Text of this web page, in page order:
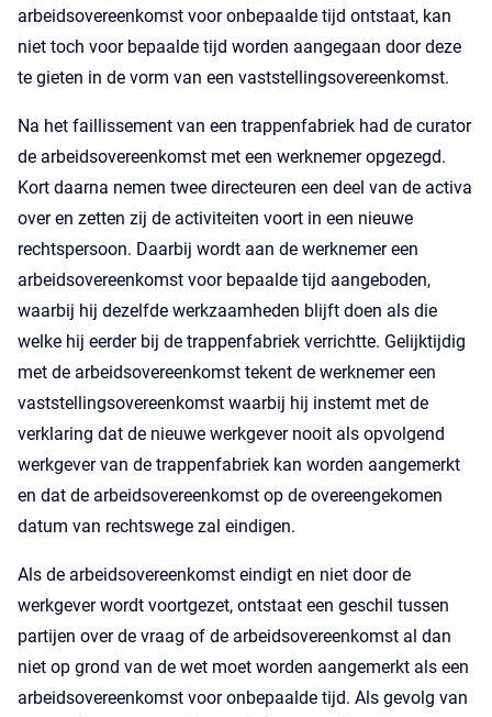
arbeidsovereenkomst voor onbepaalde tijd ontstaat, kan
niet toch voor bepaalde tijd worden aangegaan door deze
te gieten in de vorm van een vaststellingsovereenkomst.
Na het faillissement van een trappenfabriek had de curator
de arbeidsovereenkomst met een werknemer opgezegd.
Kort daarna nemen twee directeuren een deel van de activa
over en zetten zij de activiteiten voort in een nieuwe
rechtspersoon. Daarbij wordt aan de werknemer een
arbeidsovereenkomst voor bepaalde tijd aangeboden,
waarbij hij dezelfde werkzaamheden blijft doen als die
welke hij eerder bij de trappenfabriek verrichtte. Gelijktijdig
met de arbeidsovereenkomst tekent de werknemer een
vaststellingsovereenkomst waarbij hij instemt met de
verklaring dat de nieuwe werkgever nooit als opvolgend
werkgever van de trappenfabriek kan worden aangemerkt
en dat de arbeidsovereenkomst op de overeengekomen
datum van rechtswege zal eindigen.
Als de arbeidsovereenkomst eindigt en niet door de
werkgever wordt voortgezet, ontstaat een geschil tussen
partijen over de vraag of de arbeidsovereenkomst al dan
niet op grond van de wet moet worden aangemerkt als een
arbeidsovereenkomst voor onbepaalde tijd. Als gevolg van